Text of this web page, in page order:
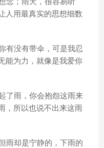
念；雨天，很容易听
人用最真实的思想细数
有没有带伞，可是我忍
能为力，就像是我爱你
了雨，你会抱怨这雨来
，所以也说不出来这雨
雨却是宁静的，下雨的